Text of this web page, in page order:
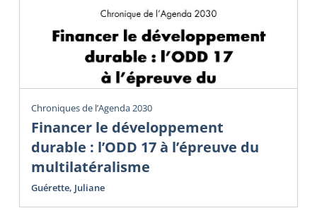
Chroniques de l’Agenda 2030
Financer le développement
durable : l’ODD 17 à l’épreuve du
multilatéralisme
Guérette, Juliane